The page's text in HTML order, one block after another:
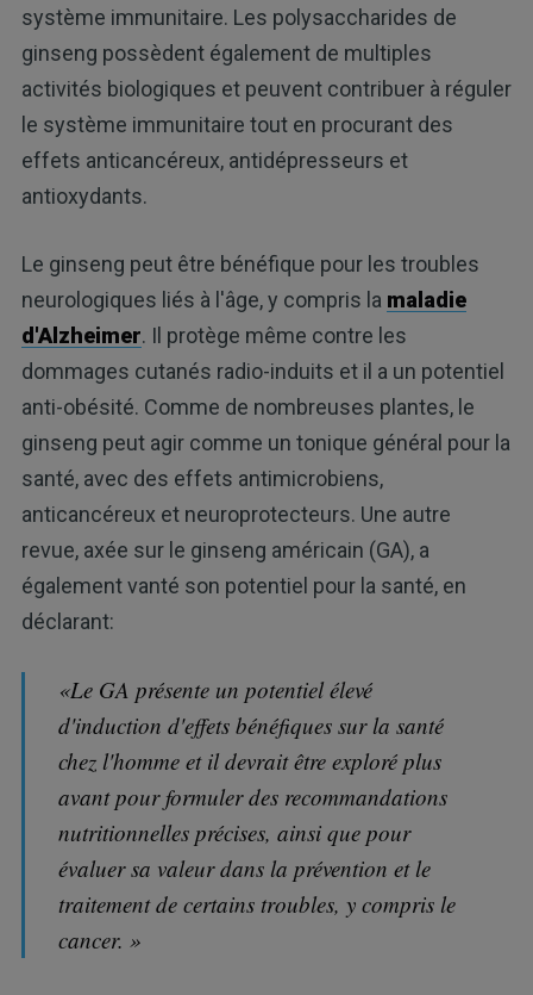
système immunitaire. Les polysaccharides de
ginseng possèdent également de multiples
activités biologiques et peuvent contribuer à réguler
le système immunitaire tout en procurant des
effets anticancéreux, antidépresseurs et
antioxydants.
Le ginseng peut être bénéfique pour les troubles
neurologiques liés à l'âge, y compris la maladie
d'Alzheimer. Il protège même contre les
dommages cutanés radio-induits et il a un potentiel
anti-obésité. Comme de nombreuses plantes, le
ginseng peut agir comme un tonique général pour la
santé, avec des effets antimicrobiens,
anticancéreux et neuroprotecteurs. Une autre
revue, axée sur le ginseng américain (GA), a
également vanté son potentiel pour la santé, en
déclarant:
«Le GA présente un potentiel élevé
d'induction d'effets bénéfiques sur la santé
chez l'homme et il devrait être exploré plus
avant pour formuler des recommandations
nutritionnelles précises, ainsi que pour
évaluer sa valeur dans la prévention et le
traitement de certains troubles, y compris le
cancer. »